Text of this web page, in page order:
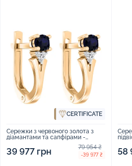
CERTIFICATE
Сережки з червоного золота з
діамантами та сапфірами -
39 977 грн 79 954 ₴
-39 977 ₴ 58